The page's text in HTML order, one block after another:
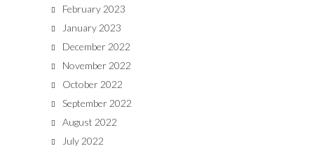
February 2023
January 2023
December 2022
November 2022
October 2022
September 2022
August 2022
July 2022